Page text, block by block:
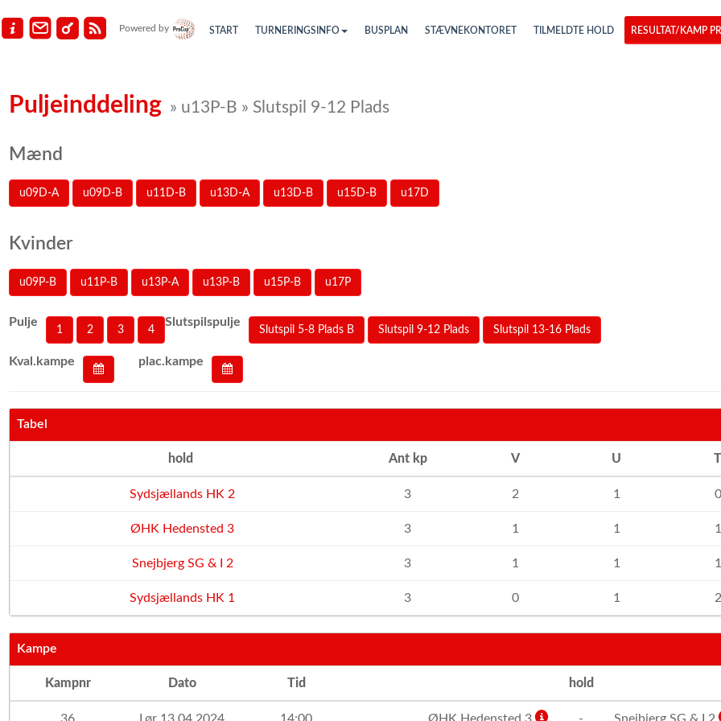
Powered by START TURNERINGSINFO BUSPLAN STÆVNEKONTORET TILMELDTE HOLD RESULTAT/KAMP
Puljeinddeling » u13P-B » Slutspil 9-12 Plads
Mænd
u09D-A u09D-B u11D-B u13D-A u13D-B u15D-B u17D
Kvinder
u09P-B u11P-B u13P-A u13P-B u15P-B u17P
Pulje
1 2 3 4
Slutspilspulje
Slutspil 5-8 Plads B Slutspil 9-12 Plads Slutspil 13-16 Plads
Kval.kampe plac.kampe
Tabel
hold Ant kp V U T
Sydsjællands HK 2 3 2 1 0
ØHK Hedensted 3 3 1 1 1
Snejbjerg SG & I 2 3 1 1 1
Sydsjællands HK 1 3 0 1 2
Kampe
Kampnr Dato Tid hold